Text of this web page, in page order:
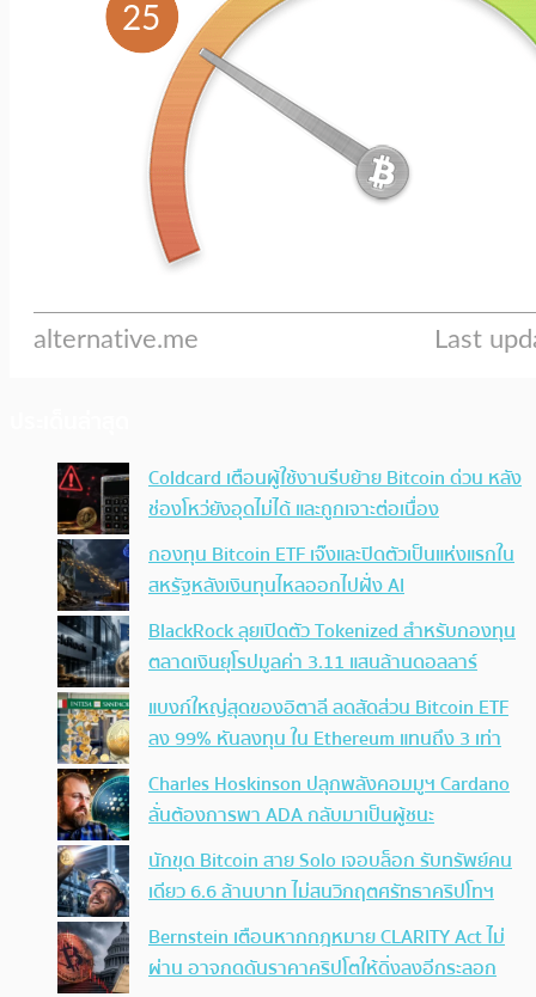
Coldcard เตือนผู้ใช้งานรีบย้าย Bitcoin ด่วน หลัง
ช่องโหว่ยังอุดไม่ได้ และถูกเจาะต่อเนื่อง
กองทุน Bitcoin ETF เจ๊งและปิดตัวเป็นแห่งแรกใน
สหรัฐหลังเงินทุนไหลออกไปฝั่ง AI
BlackRock ลุยเปิดตัว Tokenized สำหรับกองทุน
ตลาดเงินยุโรปมูลค่า 3.11 แสนล้านดอลลาร์
แบงก์ใหญ่สุดของอิตาลี ลดสัดส่วน Bitcoin ETF
ลง 99% หันลงทุน ใน Ethereum แทนถึง 3 เท่า
Charles Hoskinson ปลุกพลังคอมมูฯ Cardano
ลั่นต้องการพา ADA กลับมาเป็นผู้ชนะ
นักขุด Bitcoin สาย Solo เจอบล็อก รับทรัพย์คน
เดียว 6.6 ล้านบาท ไม่สนวิกฤตศรัทธาคริปโทฯ
Bernstein เตือนหากกฎหมาย CLARITY Act ไม่
ผ่าน อาจกดดันราคาคริปโตให้ดิ่งลงอีกระลอก